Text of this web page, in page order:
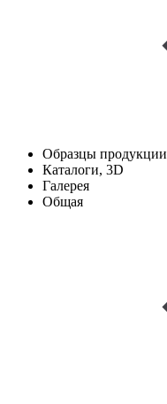
Образцы продукции
Каталоги, 3D
Галерея
Общая